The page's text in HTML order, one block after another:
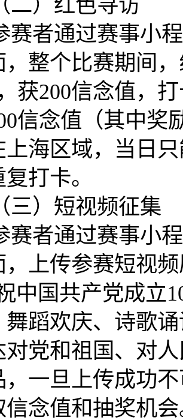
（二）红色寻访
赛者通过赛事小
，整个比赛期间
获200信念值，
信念值（其中奖
上海区域，当日
打卡。
（三）短视频征集
赛者通过赛事小
，上传参赛短视
中国共产党成立
舞蹈欢庆、诗歌
对党和祖国、对
，一旦上传成功
信念值和抽奖机